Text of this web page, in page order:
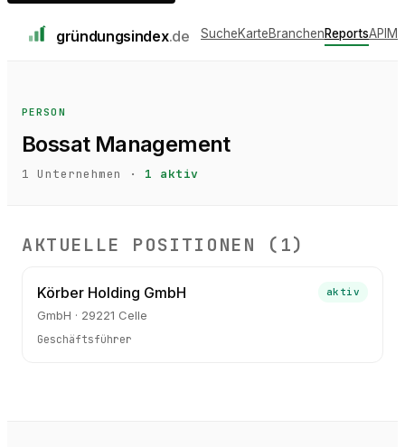
gründungsindex.de SucheKarteBranchenReportsAPI
PERSON
Bossat Management
1 Unternehmen · 1 aktiv
AKTUELLE POSITIONEN ( 1)
Körber Holding GmbH
GmbH · 29221 Celle
aktiv
Geschäftsführer